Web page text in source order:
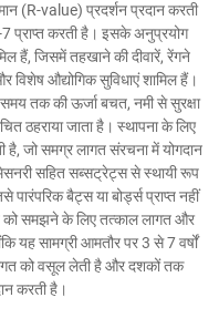
(R-value) प्रदर्शन प्रदान करती
प्राप्त करती है। इसके अनुप्रयोग
हैं, जिसमें तहखाने की दीवारें, रेंगने
औद्योगिक सुविधाएं शामिल हैं।
तक की ऊर्जा बचत, नमी से सुरक्षा
ठहराया जाता है। स्थापना के लिए
जो समग्र लागत संरचना में योगदान
सहित सब्सट्रेट्स से स्थायी रूप
बैट्स या बोर्ड्स प्राप्त नहीं
को समझने के लिए तत्काल लागत और
यह सामग्री आमतौर पर 3 से 7 वर्षों
को वसूल लेती है और दशकों तक
करती है।